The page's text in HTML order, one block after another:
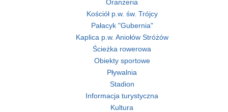
Oranżeria
Kościół p.w. św. Trójcy
Pałacyk "Gubernia"
Kaplica p.w. Aniołów Stróżów
Ścieżka rowerowa
Obiekty sportowe
Pływalnia
Stadion
Informacja turystyczna
Kultura